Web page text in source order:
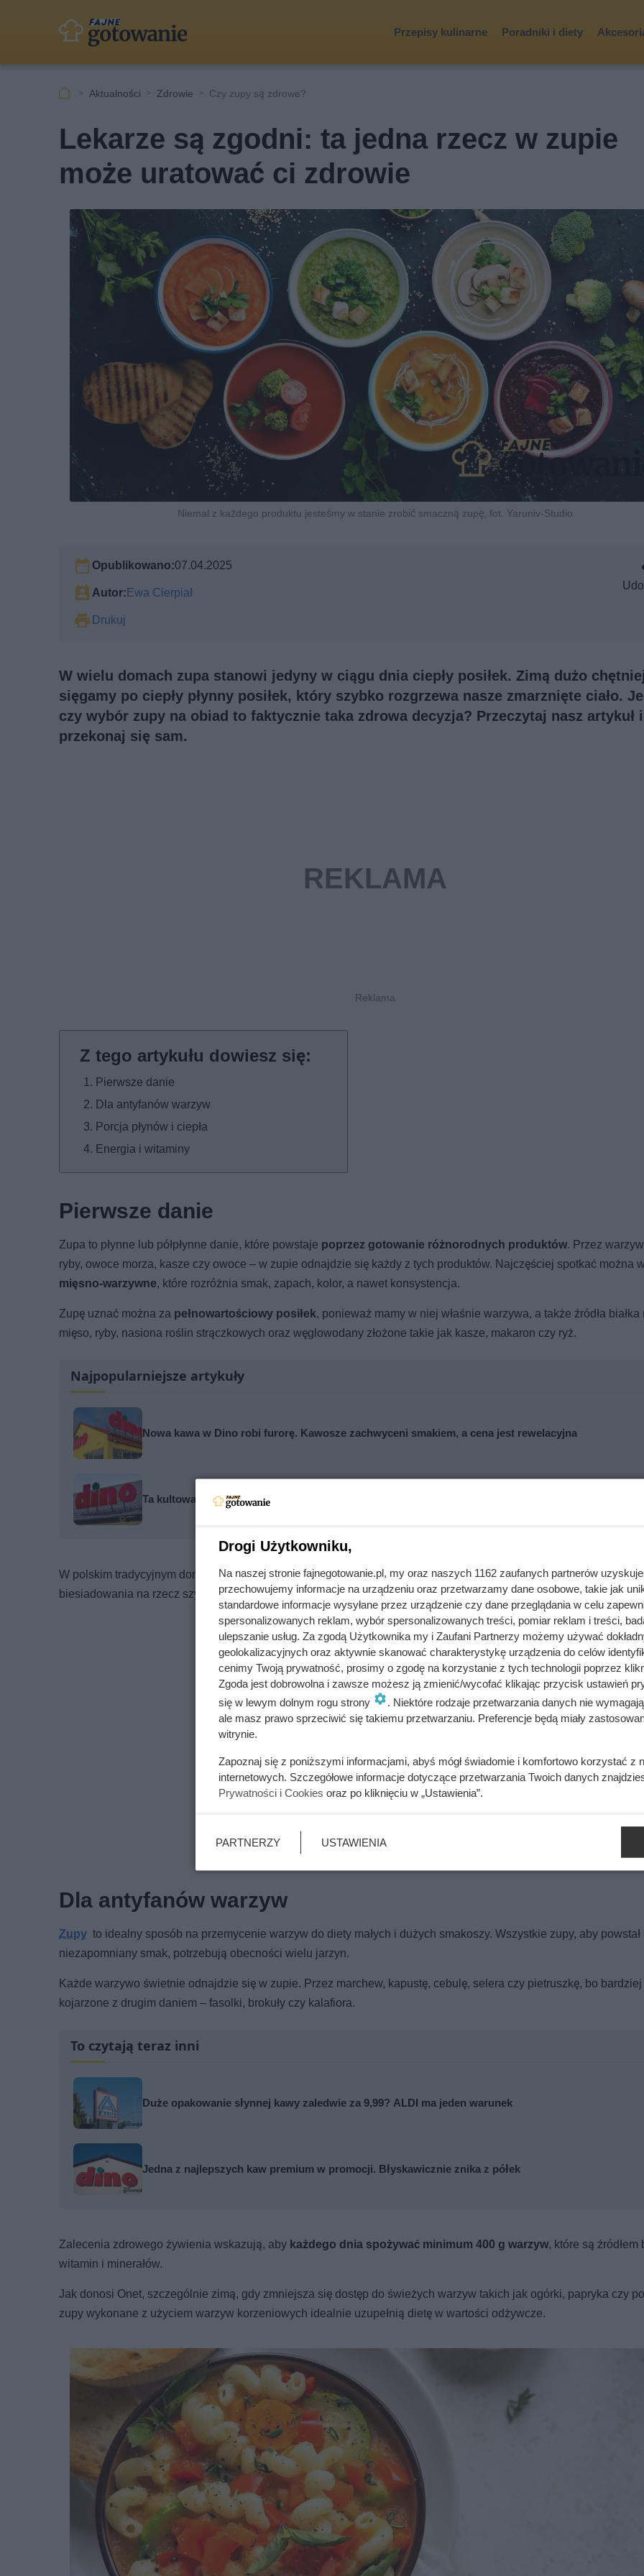
Przepisy kulinarne Poradniki i diety
Aktualności Zdrowie Czy zupy są zdrowe?
Lekarze są zgodni: ta jedna rzecz w zupie
może uratować ci zdrowie
Niemal z każdego produktu jesteśmy w stanie zrobić smaczną zupę, fot. Yaruniv-Studio
Opublikowano:07.04.2025
Autor:Ewa Cierpiał
Drukuj
W wielu domach zupa stanowi jedyny w ciągu dnia ciepły posiłek. Zimą dużo chętniej
sięgamy po ciepły płynny posiłek, który szybko rozgrzewa nasze zmarznięte ciało.
czy wybór zupy na obiad to faktycznie taka zdrowa decyzja? Przeczytaj nasz artykuł i
przekonaj się sam.
Pierwsze danie
Dla antyfanów warzyw
Porcja płynów i ciepła
Energia i witaminy
Pierwsze danie
Zupa to płynne lub półpłynne danie, które powstaje poprzez gotowanie różnorodnych produktów. Przez
ryby, owoce morza, kasze czy owoce – w zupie odnajdzie się każdy z tych produktów. Najczęściej spotkać można
mięsno-warzywne, które rozróżnia smak, zapach, kolor, a nawet konsystencja.
Zupę uznać można za pełnowartościowy posiłek, ponieważ mamy w niej właśnie warzywa, a także źródła białka
mięso, ryby, nasiona roślin strączkowych oraz węglowodany złożone takie jak kasze, makaron czy ryż.
Najpopularniejsze artykuły
Nowa kawa w Dino robi furorę. Kawosze zachwyceni smakiem, a cena jest rewelacyjna
Ta kultowa kawa mocno potaniała. Klienci Dino biorą po dwa opakowania
W polskim tradycyjnym domu zupastanowi pierwsze danie obiadu , jednak coraz częściej odchodzi się od takiego
biesiadowania na rzecz szybkiego, drugiego dania. Czy faktycznie to dobra zmiana?
Dla antyfanów warzyw
Zupy to idealny sposób na przemycenie warzyw do diety małych i dużych smakoszy. Wszystkie zupy, aby powstał
niezapomniany smak, potrzebują obecności wielu jarzyn.
Każde warzywo świetnie odnajdzie się w zupie. Przez marchew, kapustę, cebulę, selera czy pietruszkę, bo bardziej
kojarzone z drugim daniem – fasolki, brokuły czy kalafiora.
To czytają teraz inni
Duże opakowanie słynnej kawy zaledwie za 9,99? ALDI ma jeden warunek
Jedna z najlepszych kaw premium w promocji. Błyskawicznie znika z półek
Zalecenia zdrowego żywienia wskazują, aby każdego dnia spożywać minimum 400 g warzyw, które są źródłem
witamin i minerałów.
Jak donosi Onet, szczególnie zimą, gdy zmniejsza się dostęp do świeżych warzyw takich jak ogórki, papryka czy
zupy wykonane z użyciem warzyw korzeniowych idealnie uzupełnią dietę w wartości odżywcze.
Drogi Użytkowniku,
Na naszej stronie fajnegotowanie.pl, my oraz naszych 1162 zaufanych partnerów
przechowujemy informacje na urządzeniu oraz przetwarzamy dane osobowe, takie jak
standardowe informacje wysyłane przez urządzenie czy dane przeglądania w celu
spersonalizowanych reklam, wybór spersonalizowanych treści, pomiar reklam i treści,
ulepszanie usług. Za zgodą Użytkownika my i Zaufani Partnerzy możemy używać
geolokalizacyjnych oraz aktywnie skanować charakterystykę urządzenia do celów
cenimy Twoją prywatność, prosimy o zgodę na korzystanie z tych technologii poprzez
Zgoda jest dobrowolna i zawsze możesz ją zmienić/wycofać klikając przycisk ustawień
się w lewym dolnym rogu strony
. Niektóre rodzaje przetwarzania danych nie
ale masz prawo sprzeciwić się takiemu przetwarzaniu. Preferencje będą miały
witrynie.
Zapoznaj się z poniższymi informacjami, abyś mógł świadomie i komfortowo korzystać z
internetowych. Szczegółowe informacje dotyczące przetwarzania Twoich danych
Prywatności i Cookies oraz po kliknięciu w „Ustawienia”.
PARTNERZY USTAWIENIA